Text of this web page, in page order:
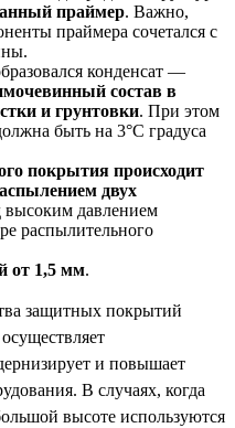
праймер. Важно,
праймера сочетался с
конденсат —
состав в
и грунтовки. При этом
быть на 3°C градуса
покрытия происходит
двух
высоким давлением
распылительного
от 1,5 мм.
защитных покрытий
и повышает
В случаях, когда
высоте используются